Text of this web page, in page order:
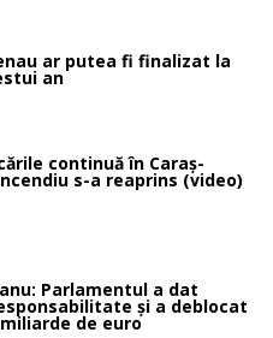
ar putea fi finalizat la
an
continuă în Caraș-
s-a reaprins (video)
Parlamentul a dat
și a deblocat
de euro